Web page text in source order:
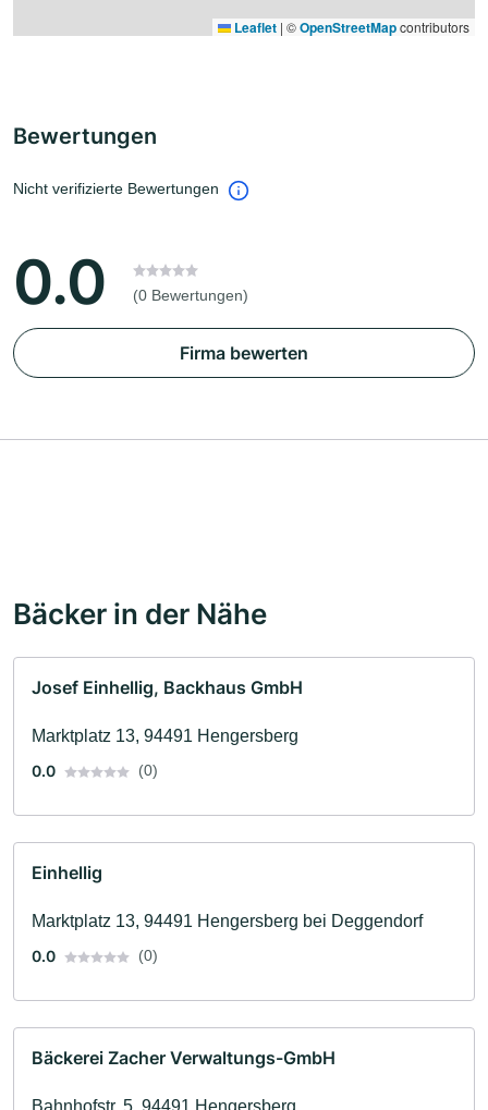
Leaflet | ©OpenStreetMapcontributors
Bewertungen
Nicht verifizierte Bewertungen
0.0 (0 Bewertungen)
Firma bewerten
Bäcker in der Nähe
Josef Einhellig, Backhaus GmbH
Marktplatz 13, 94491 Hengersberg
0.0
(0)
Einhellig
Marktplatz 13, 94491 Hengersberg bei Deggendorf
0.0
(0)
Bäckerei Zacher Verwaltungs-GmbH